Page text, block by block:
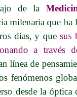
de la
milenaria que ha
días, y quesus
a través
línea de
fenómenos
desde la óptica